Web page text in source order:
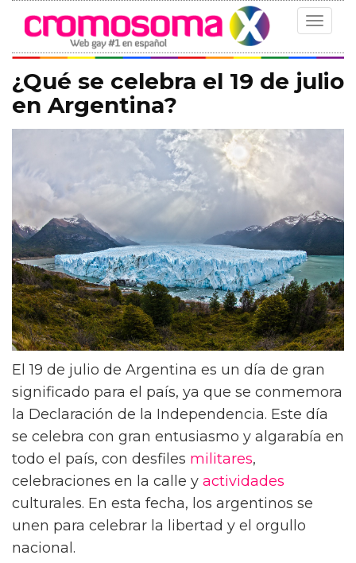
Toggle
¿Qué se celebra el 19 de julio
en Argentina?
El 19 de julio de Argentina es un día de gran
significado para el país, ya que se conmemora
la Declaración de la Independencia. Este día
se celebra con gran entusiasmo y algarabía en
todo el país, con desfiles militares,
celebraciones en la calle y actividades
culturales. En esta fecha, los argentinos se
unen para celebrar la libertad y el orgullo
nacional.